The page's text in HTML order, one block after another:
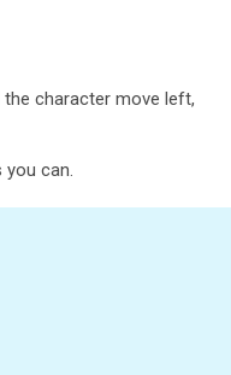
character move left,
you can.